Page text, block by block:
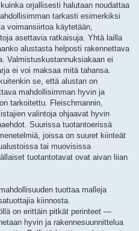
orjallisesti halutaan noudattaa
tarkasti esimerkiksi
voimansiirtoa käytetään,
asettavia ratkaisuja. Yhtä lailla
alustasta helposti rakennettava
Valmistuskustannuksiakaan ei
ei voi maksaa mitä tahansa.
se, että alustan on
mahdollisimman hyvin ja
tarkoitettu. Fleischmannin,
valintoja ohjaavat hyvin
Suurissa tuotantoerissä
joissa on suuret kiinteät
tai muovisissa
tuotantotavat ovat aivan liian
tuottaa malleja
kiinnosta.
on erittäin pitkät perinteet —
hyvin ja rakennesuunnittelua